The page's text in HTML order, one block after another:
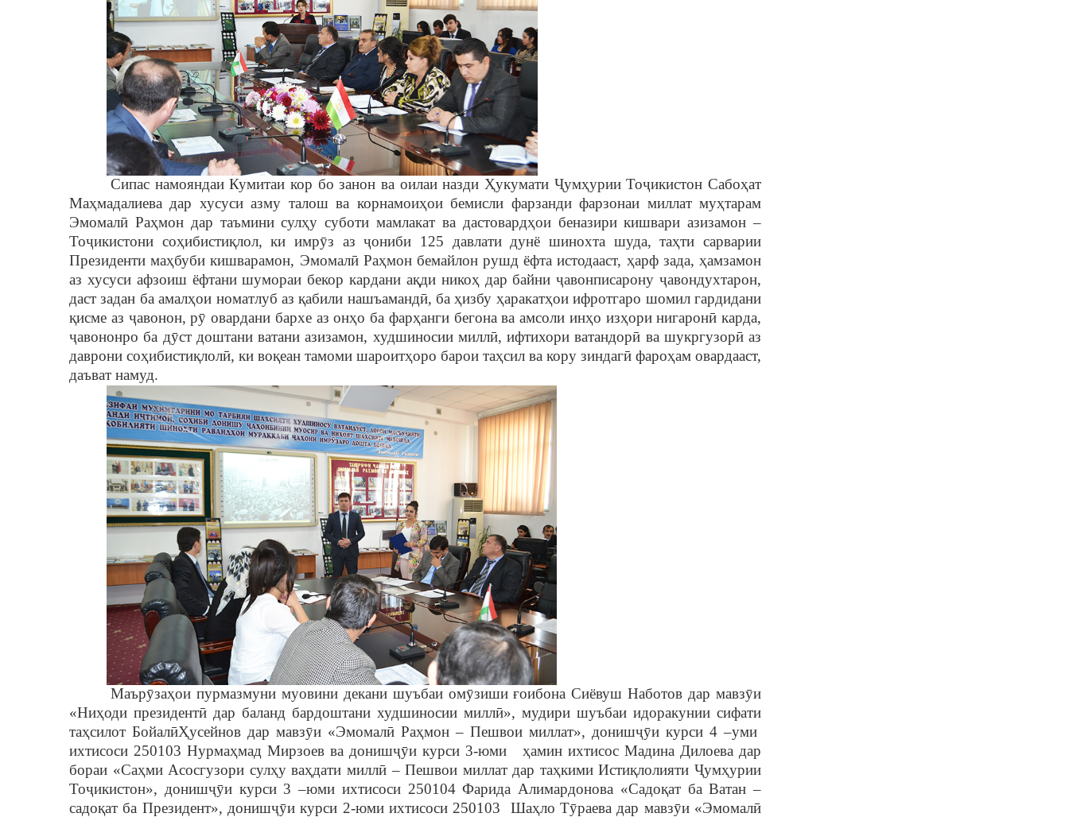
Сипас намояндаи Кумитаи кор бо занон ва оилаи назди Ҳукумати Ҷумҳурии Тоҷикистон Сабоҳат
Маҳмадалиева дар хусуси азму талош ва корнамоиҳои бемисли фарзанди фарзонаи миллат муҳтарам
Эмомалӣ Раҳмон дар таъмини сулҳу суботи мамлакат ва дастовардҳои беназири кишвари азизамон –
Тоҷикистони соҳибистиқлол, ки имрȳз азҷониби 125 давлати дунё шинохта шуда, таҳти сарварии
Президенти маҳбуби кишварамон, ЭмомалӣРаҳмон бемайлон рушд ёфта истодааст, ҳарф зада,ҳамзамон
аз хусуси афзоиш ёфтани шумораи бекор кардани ақди никоҳ дар байниҷавонписаронуҷавондухтарон,
даст задан ба амалҳои номатлуб азқабили нашъамандӣ, баҳизбу ҳаракатҳои ифротгаро шомил гардидани
қисме аз ҷавонон, рȳ овардани бархе аз онҳо ба фарҳанги бегона ва амсоли инҳо изҳори нигаронӣ карда,
ҷавононро ба дȳст доштани ватани азизамон, худшиносии миллӣ, ифтихори ватандорӣ ва шукргузорӣаз
даврони соҳибистиқлолӣ, ки воқеан тамоми шароитҳоро барои таҳсил ва кору зиндагӣ фароҳам овардааст,
даъват намуд.
Маърȳзаҳои пурмазмуни муовини декани шуъбаи омȳзишиғоибона Сиёвуш Наботов дар мавзȳи
«Ниҳоди президентӣ дар баланд бардоштани худшиносии миллӣ», мудири шуъбаи идоракунии сифати
таҳсилот БойалӣҲусейнов дар мавзȳи «Эмомалӣ Раҳмон – Пешвои миллат», донишҷȳи курси 4 –уми
ихтисоси 250103 Нурмаҳмад Мирзоев ва донишҷȳи курси 3-юмиҳамин ихтисос Мадина Дилоева дар
бораи «Саҳми Асосгузори сулҳу ваҳдати миллӣ– Пешвои миллат дар таҳкими ИстиқлолиятиҶумҳурии
Тоҷикистон», донишҷȳи курси 3 –юми ихтисоси 250104 Фарида Алимардонова «Садоқат ба Ватан –
садоқат ба Президент», донишҷȳи курси 2-юми ихтисоси 250103 Шаҳло Тȳраева дар мавзȳи «Эмомалӣ